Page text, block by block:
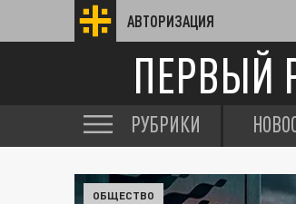
АВТОРИЗАЦИЯ
ПЕРВЫЙ
РУБРИКИ
ОБЩЕСТВО